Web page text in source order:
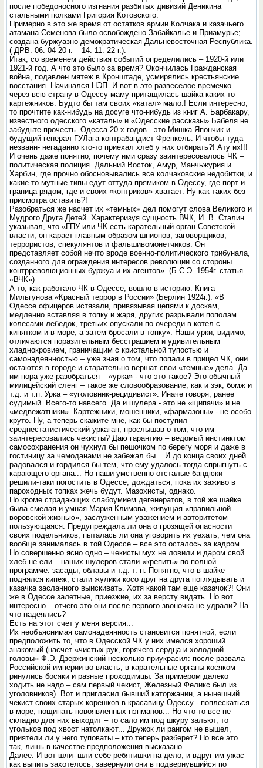
после победоносного изгнания разбитых дивизий Деникина
стальными полками Григория Котовского.
Примерно в это же время от остатков армии Колчака и казачьего
атамана Семенова было освобождено Забайкалье и Приамурье;
создана буржуазно-демократическая Дальневосточная Республика.
( ДРВ. 06. 04 20 г. – 14. 11. 22 г.).
Итак, со временем действия событий определились – 1920-й или
1921-й год. А что это было за время? Окончилась Гражданская
война, подавлен мятеж в Кронштаде, усмирялись крестьянские
восстания. Начинался НЭП. И вот в это развеселое времечко
через всю страну в Одессу-маму притащилась шайка каких-то
картежников. Будто бы там своих «катал» мало.! Если интересно,
то прочтите как-нибудь на досуге что-нибудь из книг А. Барбакару,
известного одесского «каталы» и «Одесские рассказы» Бабеля не
забудьте прочесть. Одесса 20-х годов - это Мишка Япончик и
будущий генерал ГУЛага контрабандист Френкель. И чтобы туда
незванн- негаданно кто-то приехал хлеб у них отбирать?! Ату их!!!
И очень даже понятно, почему ими сразу заинтересовалось ЧК –
политическая полиция. Дальний Восток, Амур, Манчьжурия и
Харбин, где прочно обосновывались все колчаковские недобитки, и
какие-то мутные типы едут оттуда прямиком в Одессу, где порт и
граница рядом, где и своих «контриков» хватает. Ну как таких без
присмотра оставить?!
Разобраться же насчет их «темных» дел помогут слова Великого и
Мудрого Друга Детей. Характеризуя сущность ВЧК, И. В. Сталин
указывал, что «ГПУ или ЧК есть карательный орган Советской
власти, он карает главным образом шпионов, заговорщиков,
террористов, спекулянтов и фальшивомонетчиков. Он
представляет собой нечто вроде военно-политического трибунала,
созданного для ограждения интересов революции со стороны
контрреволюционных буржуа и их агентов». (Б.С.Э. 1954г. статья
«ВЧК»)
А то, как работало ЧК в Одессе, вошло в историю. Книга
Мильгунова «Красный террор в России» (Берлин 1924г.): «В
Одессе офицеров истязали, привязывая цепями к доскам,
медленно вставляя в топку и жаря, других разрывали пополам
колесами лебедок, третьих опускали по очереди в котел с
кипятком и в море, а затем бросали в топку». Наши урки, видимо,
отличаются поразительным бесстрашием и удивительным
хладнокровием, граничащим с кристальной тупостью и
самонадеянностью – уже зная о том, что попали в прицел ЧК, они
остаются в городе и старательно вершат свои «темные» дела. Да
им пора уже разобраться – «урка» - что это такое? Это обычный
милицейский сленг – такое же словообразование, как и зэк, бомж и
т.д. и т.п. Урка – «уголовник-рецидивист». Иначе говоря, ранее
судимый. Всего-то навсего. Да и шулера - это не «щипачи» и не
«медвежатники». Картежники, мошенники, «фармазоны» - не особо
круто. Ну, а теперь скажите мне, как бы поступил
среднестатистический уркаган, прослышав о том, что им
заинтересовались чекисты? Даю гарантию – ведомый инстинктом
самосохранения он чухнул бы пешочком по берегу моря и даже в
гостиницу за чемоданами не забежал бы... И до конца своих дней
радовался и гордился бы тем, что ему удалось тогда спрыгнуть с
карающего органа... Но наши умственно отсталые бандюки
решили-таки погостить в Одессе, дождаться, пока их заживо в
пароходных топках жечь будут. Мазохисты, однако.
Но кроме страдающих слабоумием дегенератов, в той же шайке
была смелая и умная Мария Климова, живущая «правильной
воровской жизнью», заслуженным уважением и авторитетом
пользующаяся. Предупреждала ли она о грозящей опасности
своих подельников, пыталась ли она уговорить их уехать, чем она
вообще занималась в той Одессе – все это осталось за кадром.
Но совершенно ясно одно – чекисты мух не ловили и даром свой
хлеб не ели – наших шулеров стали «крепить» по полной
программе: засады, облавы и т.д. т. п. Понятно, что в шайке
поднялся кипеж, стали жулики косо друг на друга поглядывать и
казачка засланного выискивать. Хотя какой там еще казачок?! Они
же в Одессе залетные, приезжие, их за версту видать. Но вот
интересно – отчего это они после первого звоночка не удрали? На
что надеялись?
Есть на этот счет у меня версия...
Их необъяснимая самонадеянность становится понятной, если
предположить то, что в Одесской ЧК у них имелся хороший
знакомый (насчет «чистых рук, горячего сердца и холодной
головы» Ф.Э. Дзержинский несколько приукрасил: после развала
Российской империи во власть, в карательные органы косяком
ринулись босяки и разные проходимцы. За примером далеко
ходить не надо – сам первый чекист, Железный Феликс был из
уголовников). Вот и пригласил бывший каторжанин, а нынешний
чекист своих старых корешков в красавицу-Одессу - поплескаться
в море, пощипать новоявленных нэпманов... Но что-то все не
складно для них выходит – то сало им под шкуру зальют, то
угольков под хвост натолкают... Дружок ли рангом не вышел,
приятели ли у него туповаты – кто теперь разберет? Но все это
так, лишь в качестве предположения высказано.
Далее. И вот шли- шли себе ребятишки на дело, и вдруг им ужас
как выпить захотелось, завернули они в подвернувшийся по